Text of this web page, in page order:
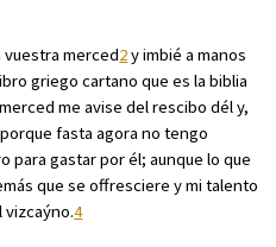
vuestra merced2y imbié a manos
griego cartano que es la biblia
me avise del rescibo dél y,
fasta agora no tengo
para gastar por él; aunque lo que
que se offresciere y mi talento
vizcaýno.4